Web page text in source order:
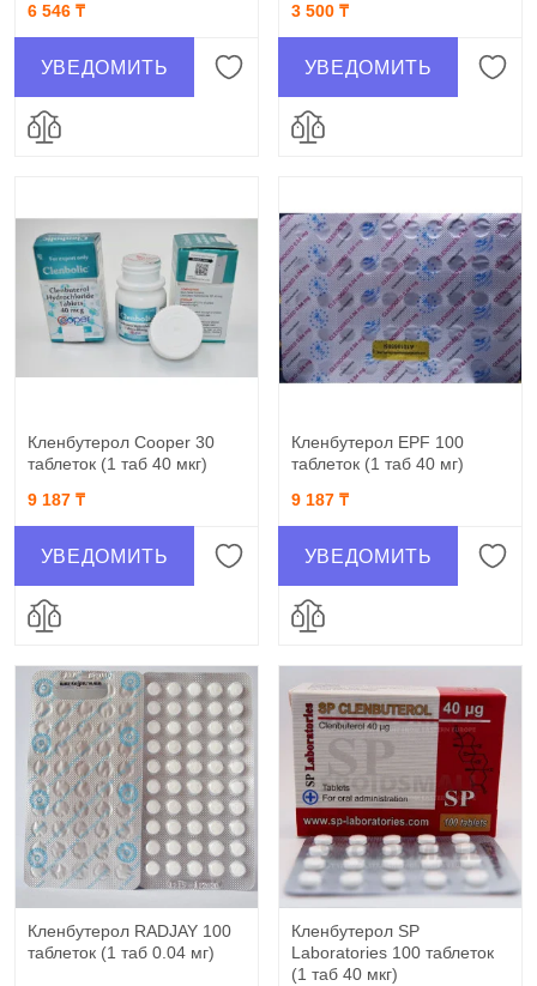
6 546 ₸
УВЕДОМИТЬ
3 500 ₸
УВЕДОМИТЬ
Кленбутерол Cooper 30
таблеток (1 таб 40 мкг)
9 187 ₸
УВЕДОМИТЬ
Кленбутерол EPF 100
таблеток (1 таб 40 мг)
9 187 ₸
УВЕДОМИТЬ
Кленбутерол RADJAY 100
таблеток (1 таб 0.04 мг)
Кленбутерол SP
Laboratories 100 таблеток
(1 таб 40 мкг)